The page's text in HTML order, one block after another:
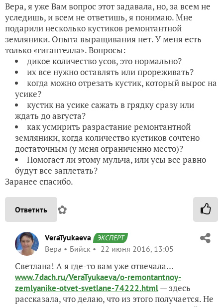
Вера, я уже Вам вопрос этот задавала, но, за всем не
уследишь, и всем не ответишь, я понимаю. Мне
подарили несколько кустиков ремонтантной
земляники. Опыта выращивания нет. У меня есть
только «гигантелла». Вопросы:
дикое количество усов, это нормально?
их все нужно оставлять или прореживать?
когда можно отрезать кустик, который вырос на
усике?
кустик на усике сажать в грядку сразу или
ждать до августа?
как усмирить разрастание ремонтантной
земляники, когда количество кустиков сочтено
достаточным (у меня ограниченно место)?
Помогает ли этому мульча, или усы все равно
будут все заплетать?
Заранее спасибо.
Ответить ✿
VeraTyukaeva ЭКСПЕРТ
Вера Бийск 22 июня 2016, 13:05
Светлана! А я где-то вам уже отвечала…
www.7dach.ru/VeraTyukaeva/o-remontantnoy-
zemlyanike-otvet-svetlane-74222.html— здесь
рассказала, что делаю, что из этого получается. Не